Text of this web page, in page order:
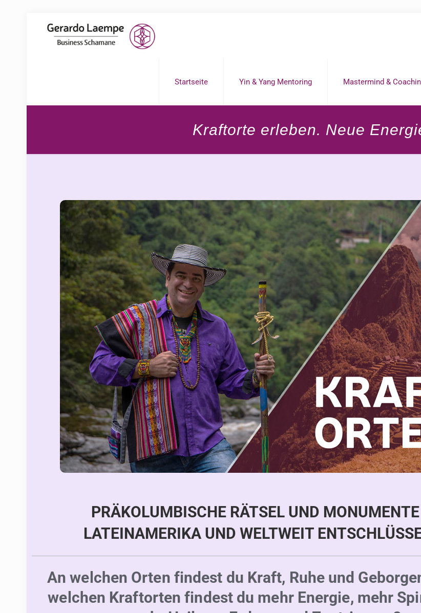
Startseite Yin & Yang Mentoring Mastermind &
Kraftorte erleben. Neue
PRÄKOLUMBISCHE RÄTSEL UND
LATEINAMERIKA UND WELTWEIT
An welchen Orten findest du Kraft, Ruhe und
welchen Kraftorten findest du mehr Energie, mehr